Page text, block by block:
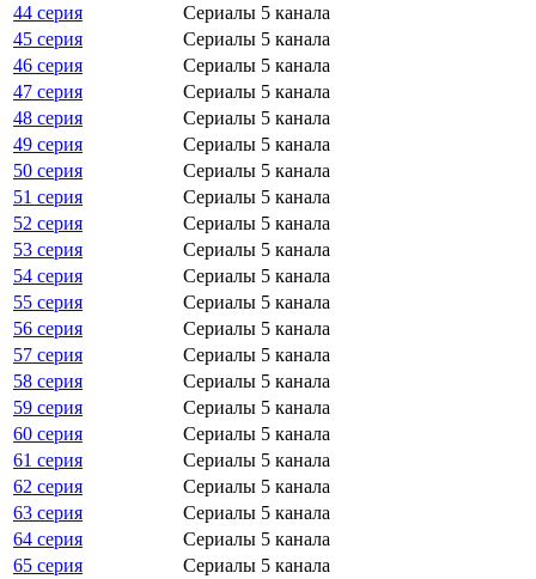
44 серия
Сериалы 5 канала
45 серия
Сериалы 5 канала
46 серия
Сериалы 5 канала
47 серия
Сериалы 5 канала
48 серия
Сериалы 5 канала
49 серия
Сериалы 5 канала
50 серия
Сериалы 5 канала
51 серия
Сериалы 5 канала
52 серия
Сериалы 5 канала
53 серия
Сериалы 5 канала
54 серия
Сериалы 5 канала
55 серия
Сериалы 5 канала
56 серия
Сериалы 5 канала
57 серия
Сериалы 5 канала
58 серия
Сериалы 5 канала
59 серия
Сериалы 5 канала
60 серия
Сериалы 5 канала
61 серия
Сериалы 5 канала
62 серия
Сериалы 5 канала
63 серия
Сериалы 5 канала
64 серия
Сериалы 5 канала
65 серия
Сериалы 5 канала